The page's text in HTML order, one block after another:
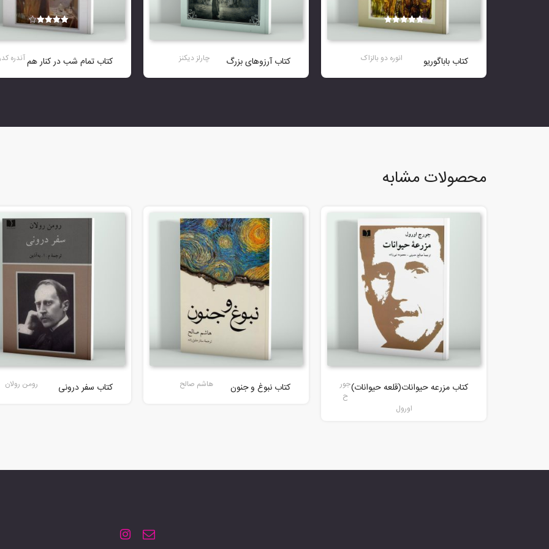
کتاب باباگوریو انوره دو بالزاک
نمره
از 5
کتاب آرزوهای بزرگ چارلز دیکنز کتاب تمام شب در کنار همآندره
نمره
از 5
محصولات مشابه
کتاب مزرعه حیوانات(قلعه حیوانات)جور
ح
اورول
کتاب نبوغ و جنون هاشم صالح کتاب سفر درونی رومن رولان